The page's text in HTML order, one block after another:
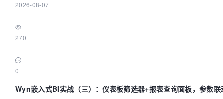
2026-08-07
270
0
Wyn嵌入式BI实战（三）：仪表板筛选器+报表查询面板，参数联